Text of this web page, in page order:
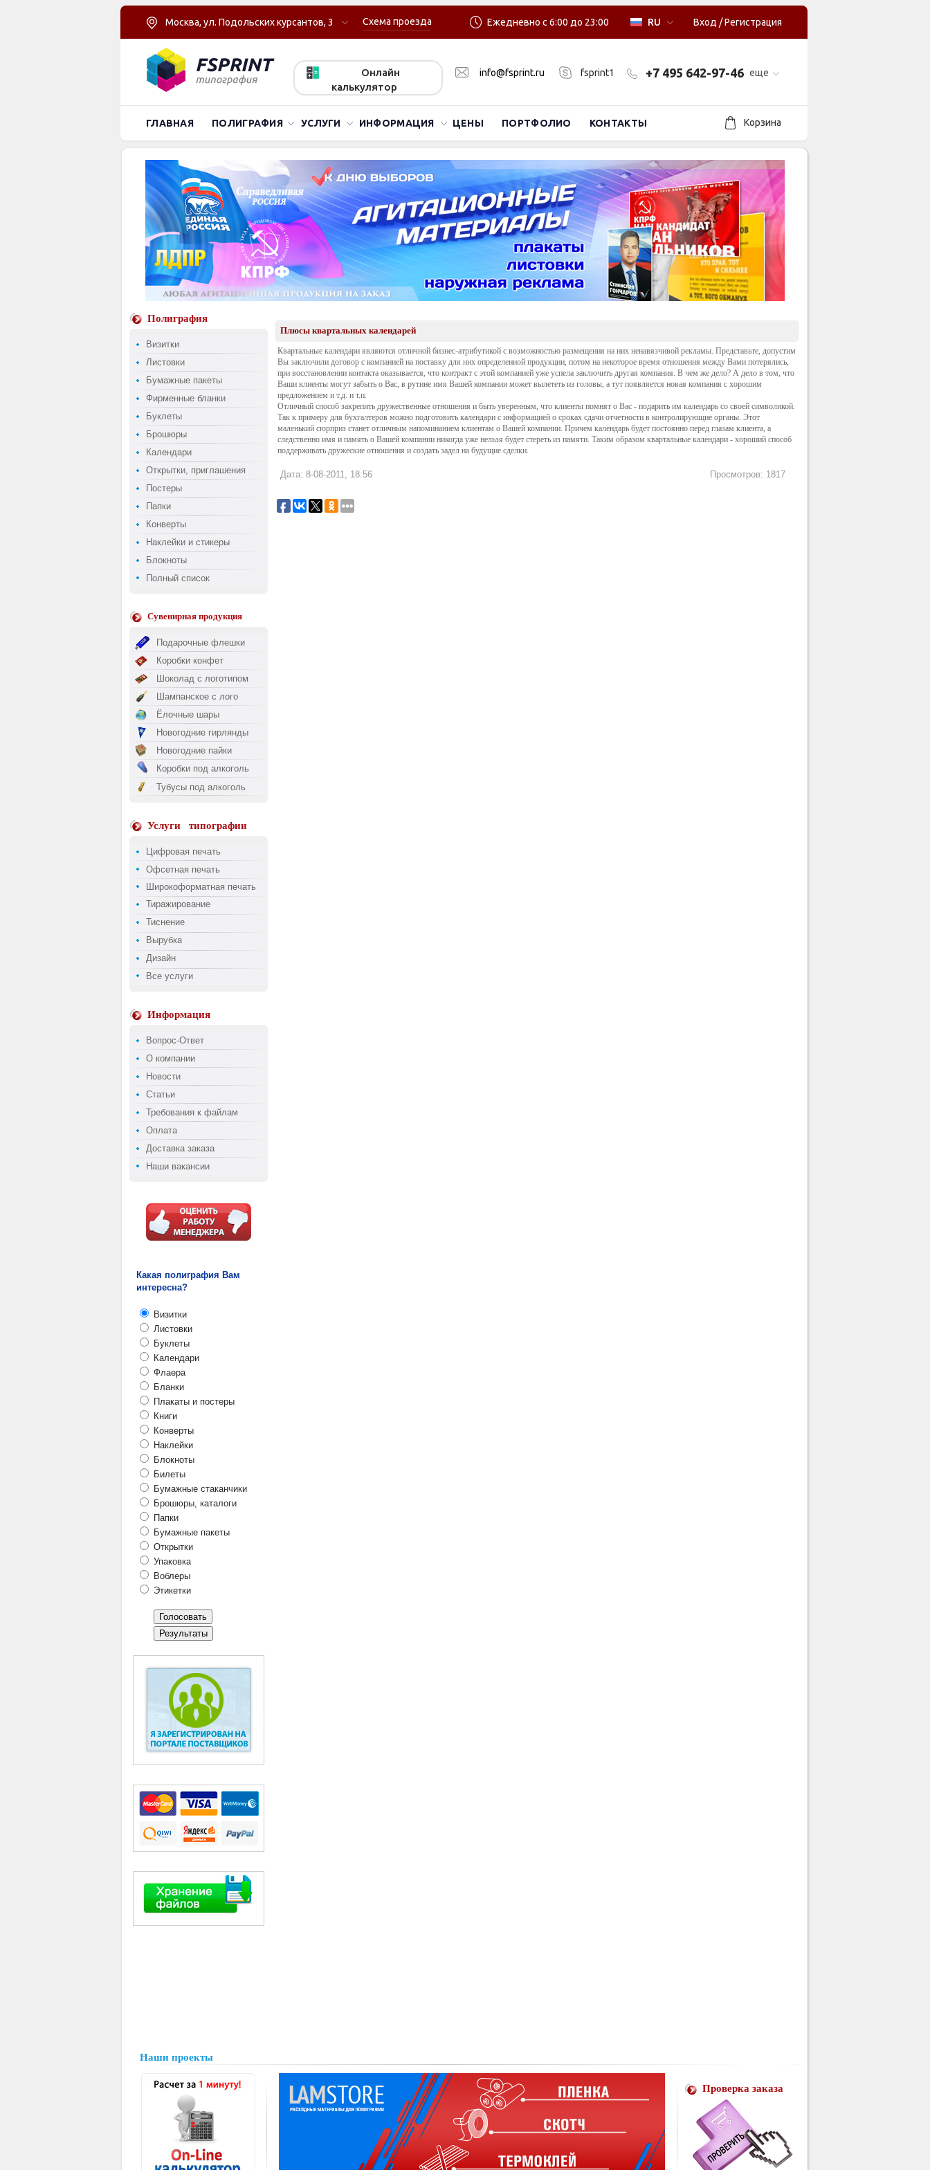
Москва, ул. Подольских курсантов, 3 Схема проезда Вход /Регистрация
RU
Ежедневно с 6:00 до 23:00
Онлайн
калькулятор
info@fsprint.ru fsprint1 еще
+7 495 642-97-46
ГЛАВНАЯ ПОЛИГРАФИЯ УСЛУГИ ИНФОРМАЦИЯ ЦЕНЫ ПОРТФОЛИО КОНТАКТЫ Корзина
Полиграфия
Визитки
Листовки
Бумажные пакеты
Фирменные бланки
Буклеты
Брошюры
Календари
Открытки, приглашения
Постеры
Папки
Конверты
Наклейки и стикеры
Блокноты
Полный список
Сувенирная продукция
Подарочные флешки
Коробки конфет
Шоколад с логотипом
Шампанское с лого
Ёлочные шары
Новогодние гирлянды
Новогодние пайки
Коробки под алкоголь
Тубусы под алкоголь
Услуги типографии
Цифровая печать
Офсетная печать
Широкоформатная печать
Тиражирование
Тиснение
Вырубка
Дизайн
Все услуги
Информация
Вопрос-Ответ
О компании
Новости
Статьи
Требования к файлам
Оплата
Доставка заказа
Наши вакансии
Какая полиграфия Вам
интересна?
Визитки
Листовки
Буклеты
Календари
Флаера
Бланки
Плакаты и постеры
Книги
Конверты
Наклейки
Блокноты
Билеты
Бумажные стаканчики
Брошюры, каталоги
Папки
Бумажные пакеты
Открытки
Упаковка
Воблеры
Этикетки
Плюсы квартальных календарей
Квартальные календари являются отличной бизнес-атрибутикой с возможностью размещения на них ненавязчивой рекламы. Представьте, допустим
Вы заключили договор с компанией на поставку для них определенной продукции, потом на некоторое время отношения между Вами потерялись,
при восстановлении контакта оказывается, что контракт с этой компанией уже успела заключить другая компания. В чем же дело? А дело в том, что
Ваши клиенты могут забыть о Вас, в рутине имя Вашей компании может вылететь из головы, а тут появляется новая компания с хорошим
предложением и т.д. и т.п.
Отличный способ закрепить дружественные отношения и быть уверенным, что клиенты помнят о Вас - подарить им календарь со своей символикой.
Так к примеру для бухгалтеров можно подготовить календари с информацией о сроках сдачи отчетности в контролирующие органы. Этот
маленький сюрприз станет отличным напоминанием клиентам о Вашей компании. Причем календарь будет постоянно перед глазам клиента, а
следственно имя и память о Вашей компании никогда уже нельзя будет стереть из памяти. Таким образом квартальные календари - хороший способ
поддерживать дружеские отношения и создать задел на будущие сделки.
Дата: 8-08-2011, 18:56 Просмотров: 1817
Наши проекты
Проверка заказа